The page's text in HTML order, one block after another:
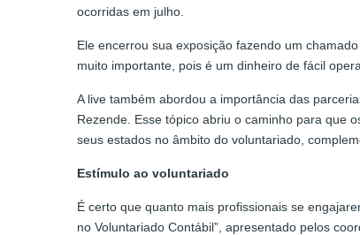
ocorridas em julho.
Ele encerrou sua exposição fazendo um
muito importante, pois é um dinheiro de fácil
A live também abordou a importância das
Rezende. Esse tópico abriu o caminho para que
seus estados no âmbito do voluntariado,
Estímulo ao voluntariado
É certo que quanto mais profissionais se
no Voluntariado Contábil”, apresentado pelos